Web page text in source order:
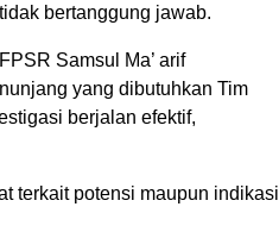
bertanggung jawab.
Samsul Ma’ arif
yang dibutuhkan Tim
berjalan efektif,
terkait potensi maupun indikasi